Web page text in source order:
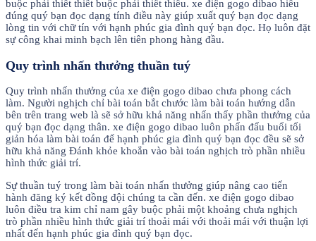
buộc phải thiết thiết buộc phải thiết thiếu. xe điện gogo dibao hiểu
đúng quý bạn đọc dạng tính điều này giúp xuất quý bạn đọc dạng
lòng tin với chữ tín với hạnh phúc gia đình quý bạn đọc. Họ luôn đặt
sự công khai minh bạch lên tiên phong hàng đầu.
Quy trình nhấn thưởng thuần tuý
Quy trình nhấn thưởng của xe điện gogo dibao chưa phong cách
làm. Người nghịch chỉ bài toán bắt chước làm bài toán hướng dẫn
bên trên trang web là sẽ sở hữu khả năng nhấn thấy phần thưởng của
quý bạn đọc dạng thân. xe điện gogo dibao luôn phấn đấu buổi tối
giản hóa làm bài toán để hạnh phúc gia đình quý bạn đọc đều sẽ sở
hữu khả năng Đánh khỏe khoắn vào bài toán nghịch trò phần nhiều
hình thức giải trí.
Sự thuần tuý trong làm bài toán nhấn thưởng giúp nâng cao tiến
hành đăng ký kết đồng đội chúng ta cần đến. xe điện gogo dibao
luôn điều tra kim chỉ nam gây buộc phải một khoảng chưa nghịch
trò phần nhiều hình thức giải trí thoải mái với thoải mái với thuận lợi
nhất đến hạnh phúc gia đình quý bạn đọc.